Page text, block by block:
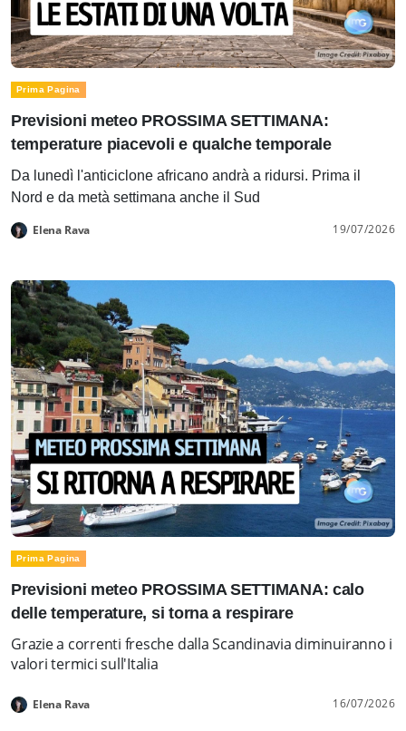
Prima Pagina
Previsioni meteo PROSSIMA SETTIMANA:
temperature piacevoli e qualche temporale
Da lunedì l'anticiclone africano andrà a ridursi. Prima il
Nord e da metà settimana anche il Sud
Elena Rava 19/07/2026
Prima Pagina
Previsioni meteo PROSSIMA SETTIMANA: calo
delle temperature, si torna a respirare
Grazie a correnti fresche dalla Scandinavia diminuiranno i
valori termici sull'Italia
Elena Rava 16/07/2026